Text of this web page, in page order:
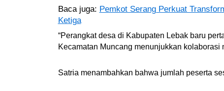
Baca juga: Pemkot Serang Perkuat
Ketiga
“Perangkat desa di Kabupaten Lebak baru
Kecamatan Muncang menunjukkan kolaborasi
Satria menambahkan bahwa jumlah peserta